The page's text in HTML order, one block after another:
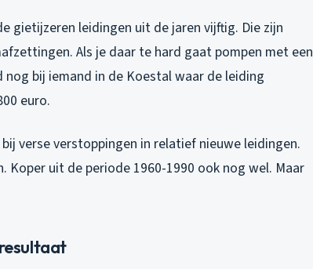
gietijzeren leidingen uit de jaren vijftig. Die zijn
Als je daar te hard gaat pompen met een
bij iemand in de Koestal waar de leiding
euro.
verse verstoppingen in relatief nieuwe leidingen.
Koper uit de periode 1960-1990 ook nog wel. Maar